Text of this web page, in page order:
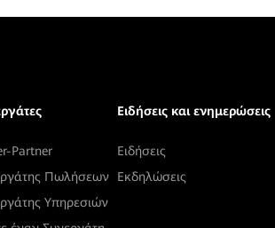
Partner
Πωλήσεων
Υπηρεσιών
Ειδήσεις και ενημερώσεις
Ειδήσεις
Εκδηλώσεις